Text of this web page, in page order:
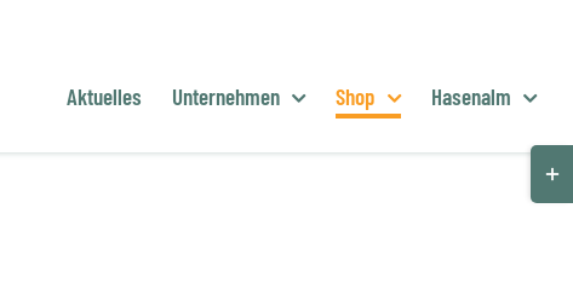
Aktuelles Unternehmen Shop Hasenalm